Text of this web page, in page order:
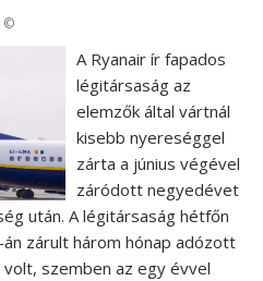
©
A Ryanair ír fapados
légitársaság az
elemzők által vártnál
kisebb nyereséggel
zárta a június végével
záródott negyedévet
után. A légitársaság hétfőn
zárult három hónap adózott
szemben az egy évvel